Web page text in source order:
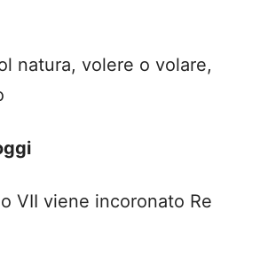
natura, volere o volare,
VII viene incoronato Re